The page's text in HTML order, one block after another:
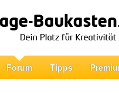
Forum Tipps